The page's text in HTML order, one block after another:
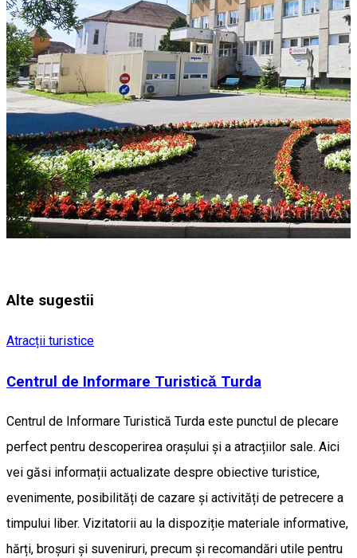
Alte sugestii
Atracții turistice
Centrul de Informare Turisticǎ Turda
Centrul de Informare Turistică Turda este punctul de plecare
perfect pentru descoperirea orașului și a atracțiilor sale. Aici
vei găsi informații actualizate despre obiective turistice,
evenimente, posibilități de cazare și activități de petrecere a
timpului liber. Vizitatorii au la dispoziție materiale informative,
hărți, broșuri și suveniruri, precum și recomandări utile pentru